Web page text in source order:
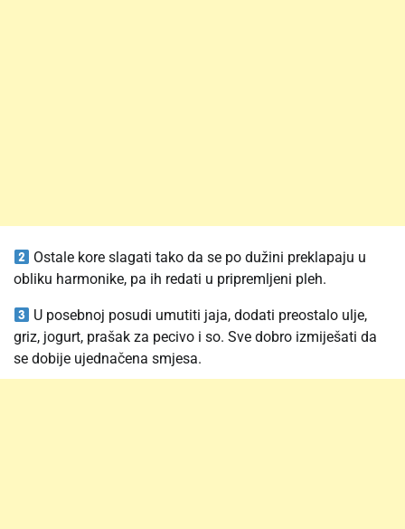
Ostale kore slagati tako da se po dužini preklapaju u
obliku harmonike, pa ih redati u pripremljeni pleh.
U posebnoj posudi umutiti jaja, dodati preostalo ulje,
griz, jogurt, prašak za pecivo i so. Sve dobro izmiješati da
se dobije ujednačena smjesa.